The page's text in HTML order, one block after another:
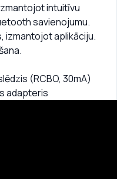
intuitīvu
savienojumu.
izmantojot aplikāciju.
(RCBO, 30mA)
adapteris